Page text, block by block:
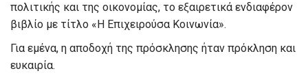
πολιτικής και της οικονομίας, το εξαιρετικά ενδιαφέρον
βιβλίο με τίτλο «Η Επιχειρούσα Κοινωνία».
Για εμένα, η αποδοχή της πρόσκλησης ήταν πρόκληση και
ευκαιρία.